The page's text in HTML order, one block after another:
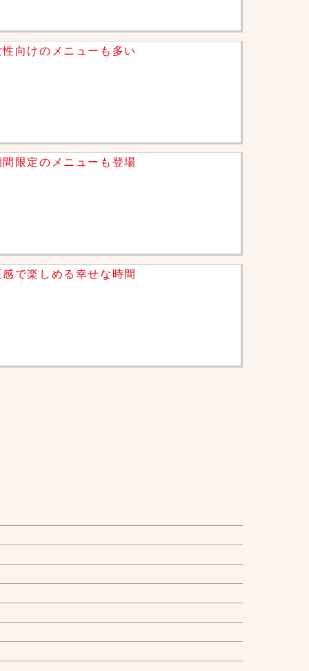
性向けのメニューも多い
間限定のメニューも登場
感で楽しめる幸せな時間